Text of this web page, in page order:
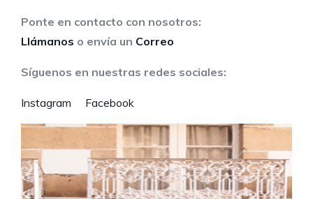
Ponte en contacto con nosotros:
Llámanos o envía un Correo
Síguenos en nuestras redes sociales:
Instagram Facebook